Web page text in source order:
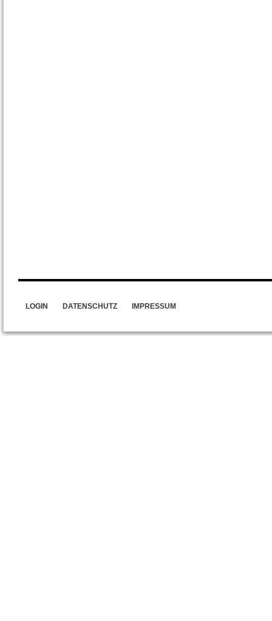
LOGIN DATENSCHUTZ IMPRESSUM